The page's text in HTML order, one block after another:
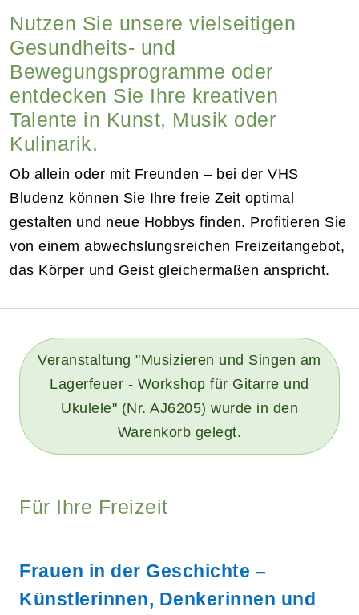
Nutzen Sie unsere vielseitigen
Gesundheits- und
Bewegungsprogramme oder
entdecken Sie Ihre kreativen
Talente in Kunst, Musik oder
Kulinarik.
Ob allein oder mit Freunden – bei der VHS
Bludenz können Sie Ihre freie Zeit optimal
gestalten und neue Hobbys finden. Profitieren Sie
von einem abwechslungsreichen Freizeitangebot,
das Körper und Geist gleichermaßen anspricht.
Veranstaltung "Musizieren und Singen am
Lagerfeuer - Workshop für Gitarre und
Ukulele" (Nr. AJ6205) wurde in den
Warenkorb gelegt.
Für Ihre Freizeit
Frauen in der Geschichte –
Künstlerinnen, Denkerinnen und